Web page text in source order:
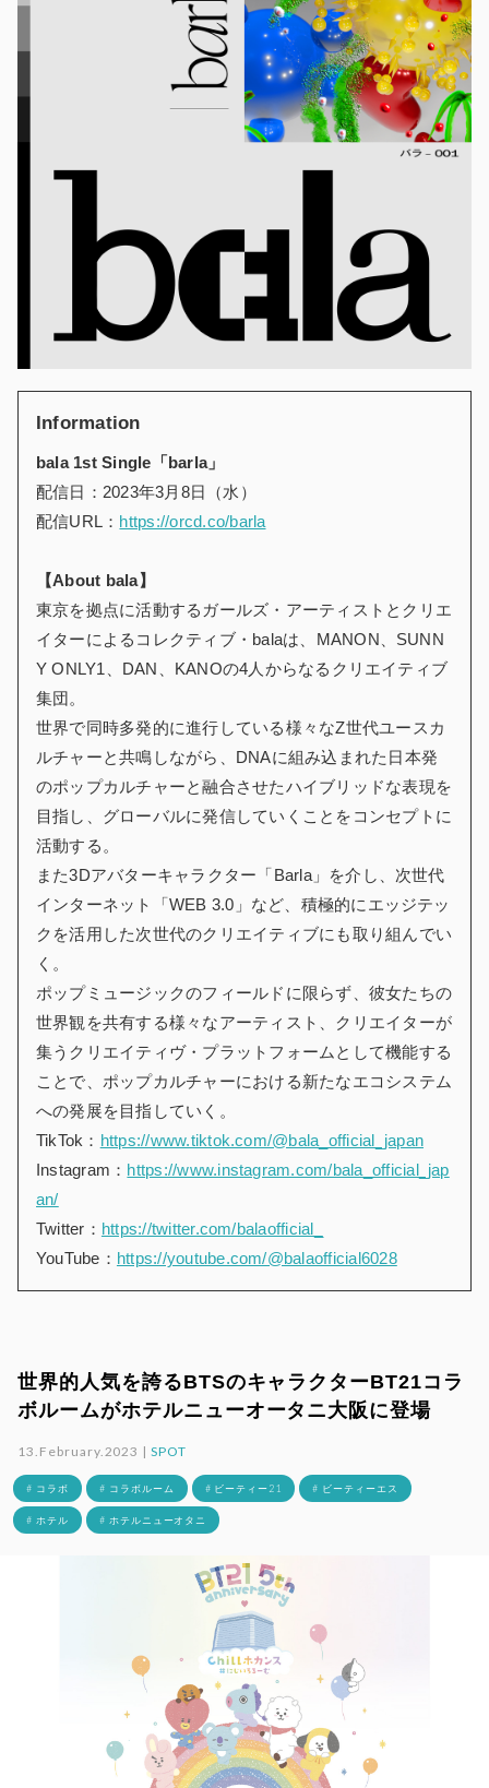
Information
bala 1st Single「barla」
配信日：2023年3月8日（水）
配信URL： https://orcd.co/barla
【About bala】
東京を拠点に活動するガールズ・アーティストとクリエ
イターによるコレクティブ・balaは、MANON、SUNN
Y ONLY1、DAN、KANOの4人からなるクリエイティブ
集団。
世界で同時多発的に進行している様々なZ世代ユースカ
ルチャーと共鳴しながら、DNAに組み込まれた日本発
のポップカルチャーと融合させたハイブリッドな表現を
目指し、グローバルに発信していくことをコンセプトに
活動する。
また3Dアバターキャラクター「Barla」を介し、次世代
インターネット「WEB 3.0」など、積極的にエッジテッ
クを活用した次世代のクリエイティブにも取り組んでい
く。
ポップミュージックのフィールドに限らず、彼女たちの
世界観を共有する様々なアーティスト、クリエイターが
集うクリエイティヴ・プラットフォームとして機能する
ことで、ポップカルチャーにおける新たなエコシステム
への発展を目指していく。
TikTok： https://www.tiktok.com/@bala_official_japan
Instagram： https://www.instagram.com/bala_official_jap
an/
Twitter： https://twitter.com/balaofficial_
YouTube： https://youtube.com/@balaofficial6028
世界的人気を誇るBTSのキャラクターBT21コラ
ボルームがホテルニューオータニ大阪に登場
13.February.2023 |SPOT
# コラボ # コラボルーム # ビーティー21 # ビーティーエス
# ホテル # ホテルニューオタニ